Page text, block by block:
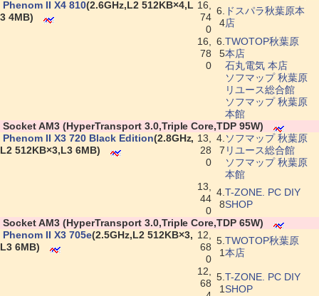
Phenom II X4 810(2.6GHz,L2 512KB×4,L
3 4MB)
16,
74
0
6.
4
ドスパラ秋葉原本
店
16,
78
0
6.
5
TWOTOP秋葉原
本店
石丸電気 本店
ソフマップ 秋葉原
リユース総合館
ソフマップ 秋葉原
本館
Socket AM3 (HyperTransport 3.0,Triple Core,TDP 95W)
Phenom II X3 720 Black Edition(2.8GHz,
L2 512KB×3,L3 6MB)
13,
28
0
4.
7
ソフマップ 秋葉原
リユース総合館
ソフマップ 秋葉原
本館
13,
44
0
4.
8
T-ZONE. PC DIY
SHOP
Socket AM3 (HyperTransport 3.0,Triple Core,TDP 65W)
Phenom II X3 705e(2.5GHz,L2 512KB×3,
L3 6MB)
12,
68
0
5.
1
TWOTOP秋葉原
本店
12,
68
5.
1
T-ZONE. PC DIY
SHOP